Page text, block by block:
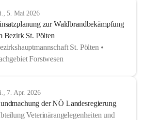
5. Mai 2026
zur Waldbrandbekämpfung
Bezirk St. Pölten
St. Pölten •
Forstwesen
7. Apr. 2026
der NÖ Landesregierung
Veterinärangelegenheiten und